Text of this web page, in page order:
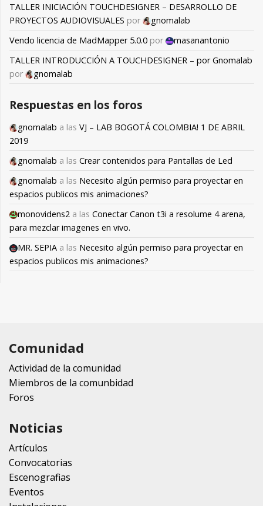
TALLER INICIACIÓN TOUCHDESIGNER – DESARROLLO DE
PROYECTOS AUDIOVISUALES por
gnomalab
Vendo licencia de MadMapper 5.0.0 por
masanantonio
TALLER INTRODUCCIÓN A TOUCHDESIGNER – por Gnomalab
por
gnomalab
Respuestas en los foros
gnomalab a las VJ – LAB BOGOTÁ COLOMBIA! 1 DE ABRIL
2019
gnomalab a las Crear contenidos para Pantallas de Led
gnomalab a las Necesito algún permiso para proyectar en
espacios publicos mis animaciones?
monovidens2 a las Conectar Canon t3i a resolume 4 arena,
para mezclar imagenes en vivo.
MR. SEPIA a las Necesito algún permiso para proyectar en
espacios publicos mis animaciones?
Comunidad
Actividad de la comunidad
Miembros de la comunbidad
Foros
Noticias
Artículos
Convocatorias
Escenografias
Eventos